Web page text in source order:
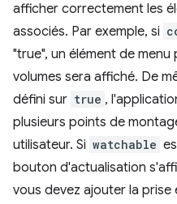
afficher correctement les
associés. Par exemple, si
"true", un élément de
volumes sera affiché. De
défini sur true ,
plusieurs points de
utilisateur. Si watchable
bouton d'actualisation
vous devez ajouter la